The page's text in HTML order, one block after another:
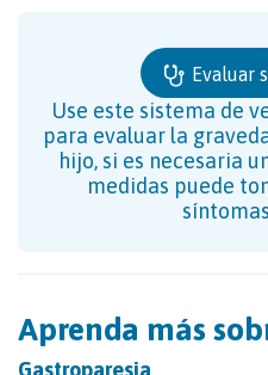
Evaluar
Use este sistema de
para evaluar la
hijo, si es necesaria
medidas puede
Aprenda más
Gastroparesia